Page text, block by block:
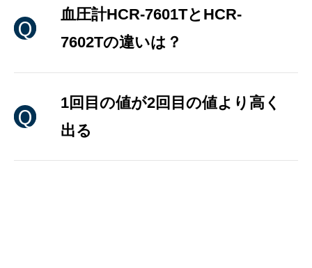
血圧計HCR-7601TとHCR-
7602Tの違いは？
1回目の値が2回目の値より高く
出る